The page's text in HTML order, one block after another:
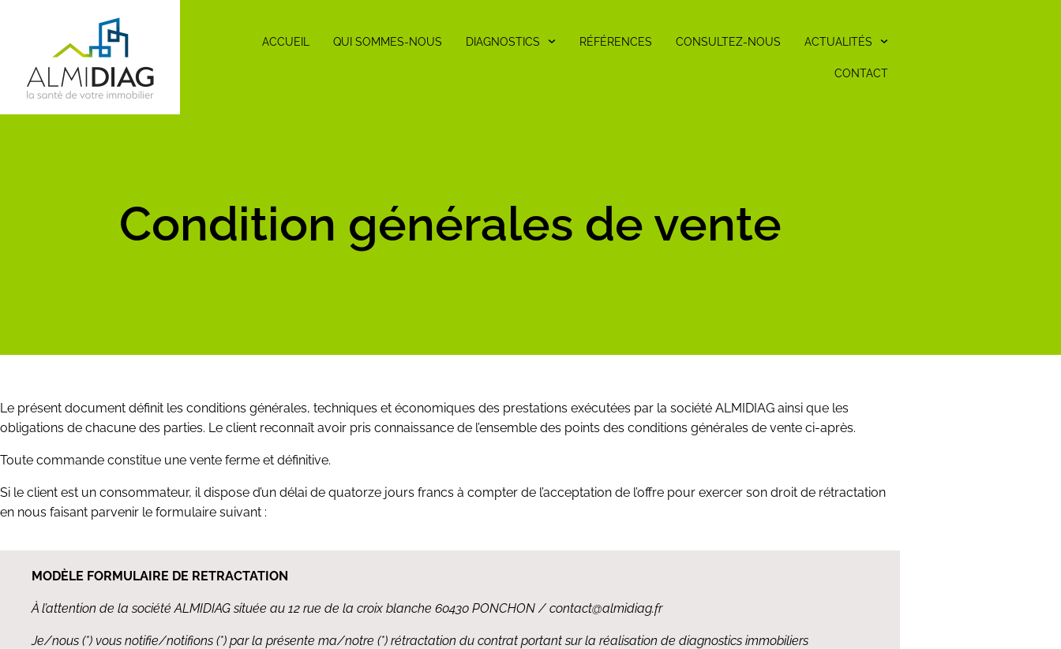
ACCUEIL QUI SOMMES-NOUS DIAGNOSTICS RÉFÉRENCES CONSULTEZ-NOUS ACTUALITÉS
CONTACT
Condition générales de vente
Le présent document définit les conditions générales, techniques et économiques des prestations exécutées par la société ALMIDIAG ainsi que les
obligations de chacune des parties. Le client reconnaît avoir pris connaissance de l’ensemble des points des conditions générales de vente ci-après.
Toute commande constitue une vente ferme et définitive.
Si le client est un consommateur, il dispose d’un délai de quatorze jours francs à compter de l’acceptation de l’offre pour exercer son droit de rétractation
en nous faisant parvenir le formulaire suivant :
MODÈLE FORMULAIRE DE RETRACTATION
À l’attention de la société ALMIDIAG située au 12 rue de la croix blanche 60430 PONCHON / contact@almidiag.fr
Je/nous (*) vous notifie/notifions (*) par la présente ma/notre (*) rétractation du contrat portant sur la réalisation de diagnostics immobiliers